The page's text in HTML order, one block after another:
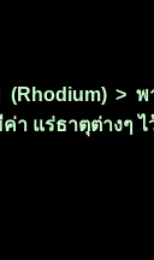
(Rhodium) > พ
า แร่ธาตุต่างๆ ไ